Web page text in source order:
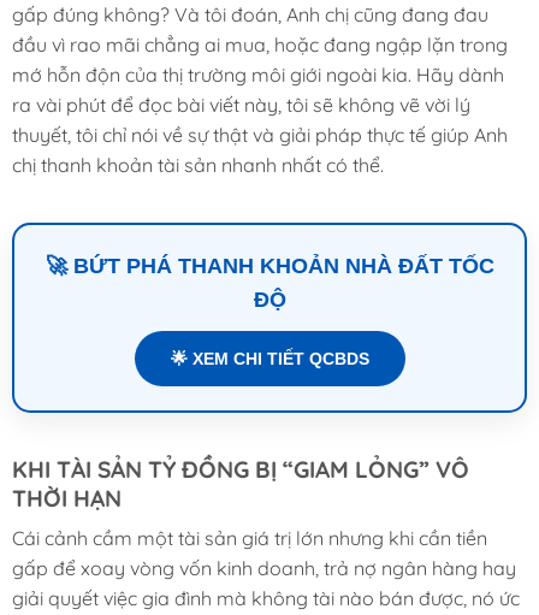
gấp đúng không? Và tôi đoán, Anh chị cũng đang đau
đầu vì rao mãi chẳng ai mua, hoặc đang ngập lặn trong
mớ hỗn độn của thị trường môi giới ngoài kia. Hãy dành
ra vài phút để đọc bài viết này, tôi sẽ không vẽ vời lý
thuyết, tôi chỉ nói về sự thật và giải pháp thực tế giúp Anh
chị thanh khoản tài sản nhanh nhất có thể.
🚀 BỨT PHÁ THANH KHOẢN NHÀ ĐẤT TỐC
ĐỘ
🌟 XEM CHI TIẾT QCBDS
KHI TÀI SẢN TỶ ĐỒNG BỊ “GIAM LỎNG” VÔ
THỜI HẠN
Cái cảnh cầm một tài sản giá trị lớn nhưng khi cần tiền
gấp để xoay vòng vốn kinh doanh, trả nợ ngân hàng hay
giải quyết việc gia đình mà không tài nào bán được, nó ức